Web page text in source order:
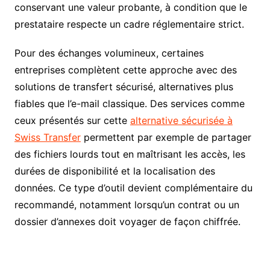
conservant une valeur probante, à condition que le
prestataire respecte un cadre réglementaire strict.
Pour des échanges volumineux, certaines
entreprises complètent cette approche avec des
solutions de transfert sécurisé, alternatives plus
fiables que l’e-mail classique. Des services comme
ceux présentés sur cette alternative sécurisée à
Swiss Transferpermettent par exemple de partager
des fichiers lourds tout en maîtrisant les accès, les
durées de disponibilité et la localisation des
données. Ce type d’outil devient complémentaire du
recommandé, notamment lorsqu’un contrat ou un
dossier d’annexes doit voyager de façon chiffrée.